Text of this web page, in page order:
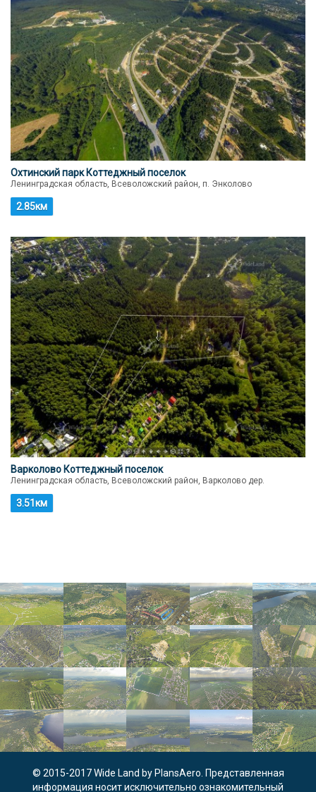
Охтинский парк Коттеджный поселок
Ленинградская область, Всеволожский район, п. Энколово
2.85км
Варколово Коттеджный поселок
Ленинградская область, Всеволожский район, Варколово дер.
3.51км
© 2015-2017Wide Land by PlansAero Представленная
информация носит исключительно ознакомительный